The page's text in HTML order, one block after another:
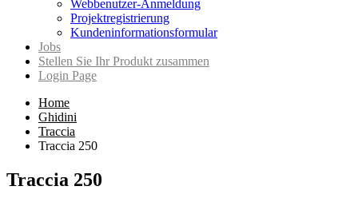
Webbenutzer-Anmeldung
Projektregistrierung
Kundeninformationsformular
Jobs
Stellen Sie Ihr Produkt zusammen
Login Page
Home
Ghidini
Traccia
Traccia 250
Traccia 250